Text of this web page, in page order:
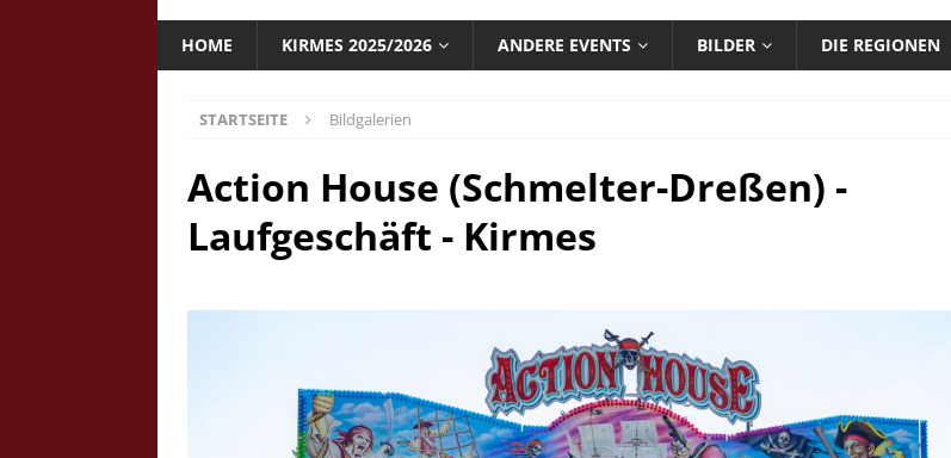
HOME KIRMES 2025/2026 ANDERE EVENTS BILDER DIE REGIONEN
STARTSEITE Bildgalerien
Action House (Schmelter-Dreßen) -
Laufgeschäft - Kirmes